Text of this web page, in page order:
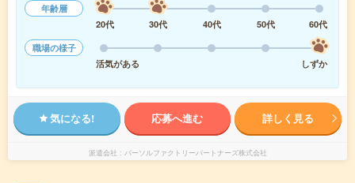
年齢層
20代
30代 40代 50代
60代
職場の様子
活気がある
しずか
気になる! 応募へ進む 詳しく見る
派遣会社 パーソルファクトリーパートナーズ株式会社